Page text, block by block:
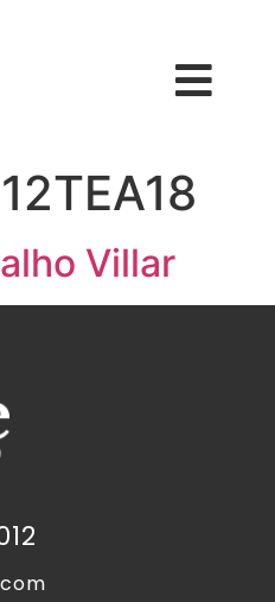
Villar